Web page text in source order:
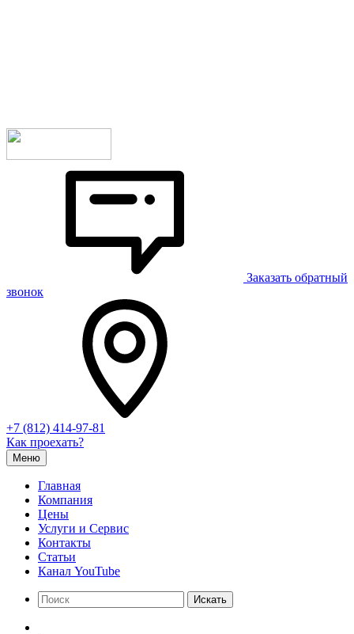
Заказать обратный
звонок
+7 (812) 414-97-81
Как проехать?
Меню
Главная
Компания
Цены
Услуги и Сервис
Контакты
Статьи
Канал YouTube
Искать